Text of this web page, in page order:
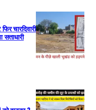
चारदिवारी